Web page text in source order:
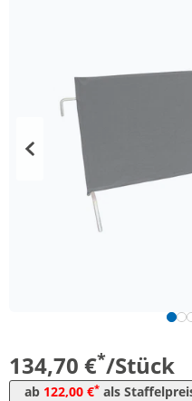
134,70 €*/Stück
ab 122,00 €* als